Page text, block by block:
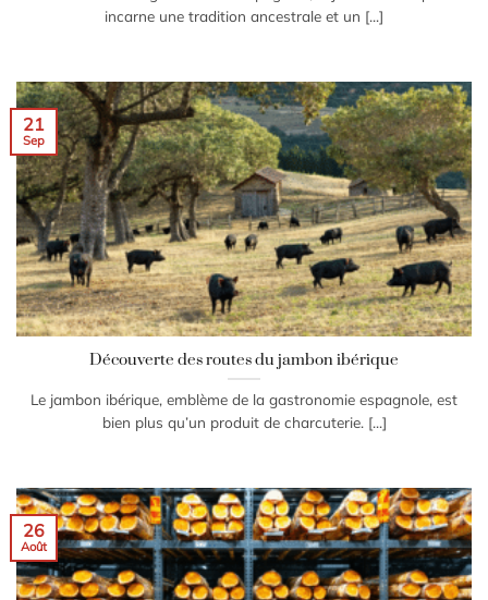
incarne une tradition ancestrale et un [...]
Découverte des routes du jambon ibérique
Le jambon ibérique, emblème de la gastronomie espagnole, est
bien plus qu’un produit de charcuterie. [...]
21
Sep
26
Août